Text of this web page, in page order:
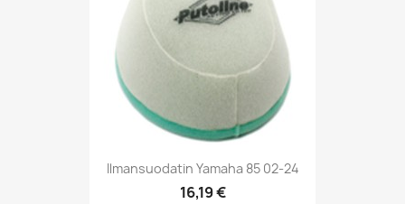
Ilmansuodatin Yamaha 85 02-24
16,19 €